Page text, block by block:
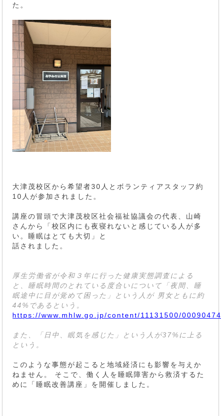
た。
大津茂校区から希望者30人とボランティアスタッフ約
10人が参加されました。
講座の冒頭で大津茂校区社会福祉協議会の代表、山崎
さんから「校区内にも夜寝れないと感じている人が多
い。睡眠はとても大切」と
話されました。
厚生労働省が令和３年に行った健康実態調査による
と、睡眠時間のとれている度合いについて「夜間、睡
眠途中に目が覚めて困った」という人が 男女ともに約
44%であるという。
https://www.mhlw.go.jp/content/11131500/
また、「日中、眠気を感じた」という人が37%に上る
という。
このような事態が起こると地域経済にも影響を与えか
ねません。 そこで、働く人を睡眠障害から救済するた
めに「睡眠改善講座」を開催しました。